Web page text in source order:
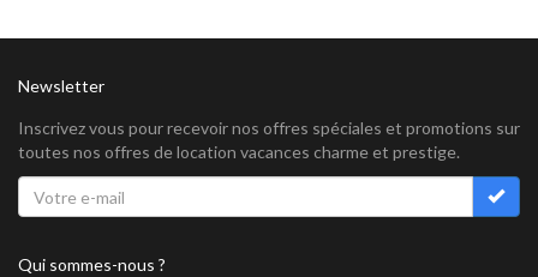
Newsletter
Inscrivez vous pour recevoir nos offres spéciales et promotions sur
toutes nos offres de location vacances charme et prestige.
Qui sommes-nous ?